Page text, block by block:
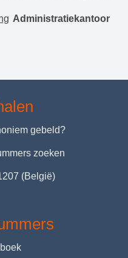
Administratiekantoor
gebeld?
zoeken
(België)